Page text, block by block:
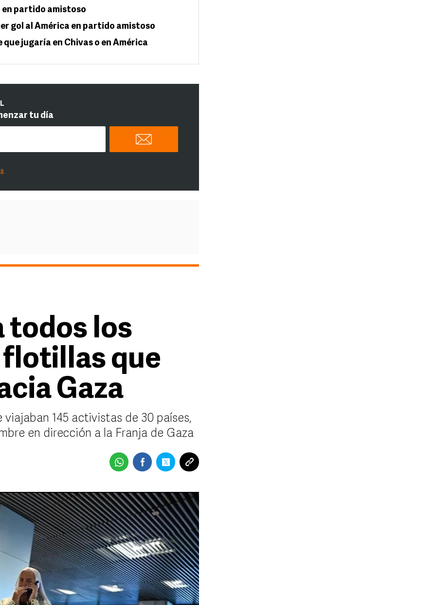
en partido amistoso
gol al América en partido amistoso
jugaría en Chivas o en América
tu día
todos los
que
Gaza
145 activistas de 30 países,
en dirección a la Franja de Gaza